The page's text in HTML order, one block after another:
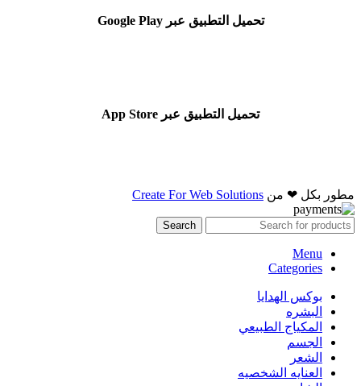
تحميل التطبيق عبر Google Play
تحميل التطبيق عبر App Store
مطور بكل ❤ من Create For Web Solutions
Search
Menu
Categories
بوكس الهدايا
البشره
المكياج الطبيعي
الجسم
الشعر
العنايه الشخصيه